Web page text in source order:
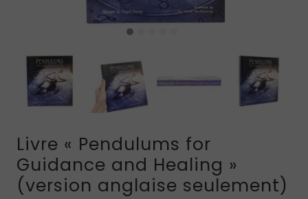
Livre « Pendulums for
Guidance and Healing »
(version anglaise seulement)